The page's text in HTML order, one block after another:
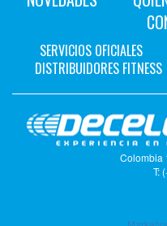
Felicitamos a
Donald Sims
y jugador más
SERVICIOS OFICIALES
DISTRIBUIDORES FITNESS
Colombia
T: